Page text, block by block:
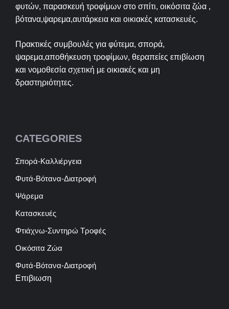
φυτών, παρασκευή τροφίμων στο σπίτι, οικόσιτα ζώα ,
βότανα,ψαρεμα,αυτάρκεια και οικιακές κατασκευές.
Πρακτικές συμβουλές για φύτεμα, σπορά,
ψαρεμα,αποθήκευση τροφίμων, θεραπείες επιβίωση
και νομοθεσία σχετική με οικιακές και μη
δραστηριότητες.
CATEGORIES
Σπορά-Καλλιέργεια
Φυτά-Βότανα-Διατροφή
Ψάρεμα
Κατασκευές
Φτιάχνω-Συντηρώ Τροφές
Οικόσιτα Ζώα
Φυτά-Βότανα-Διατροφή
Επιβιωση